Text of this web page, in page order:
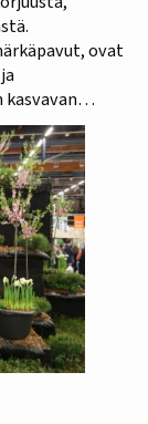
ovat
proteiinia -
jotka
määrää